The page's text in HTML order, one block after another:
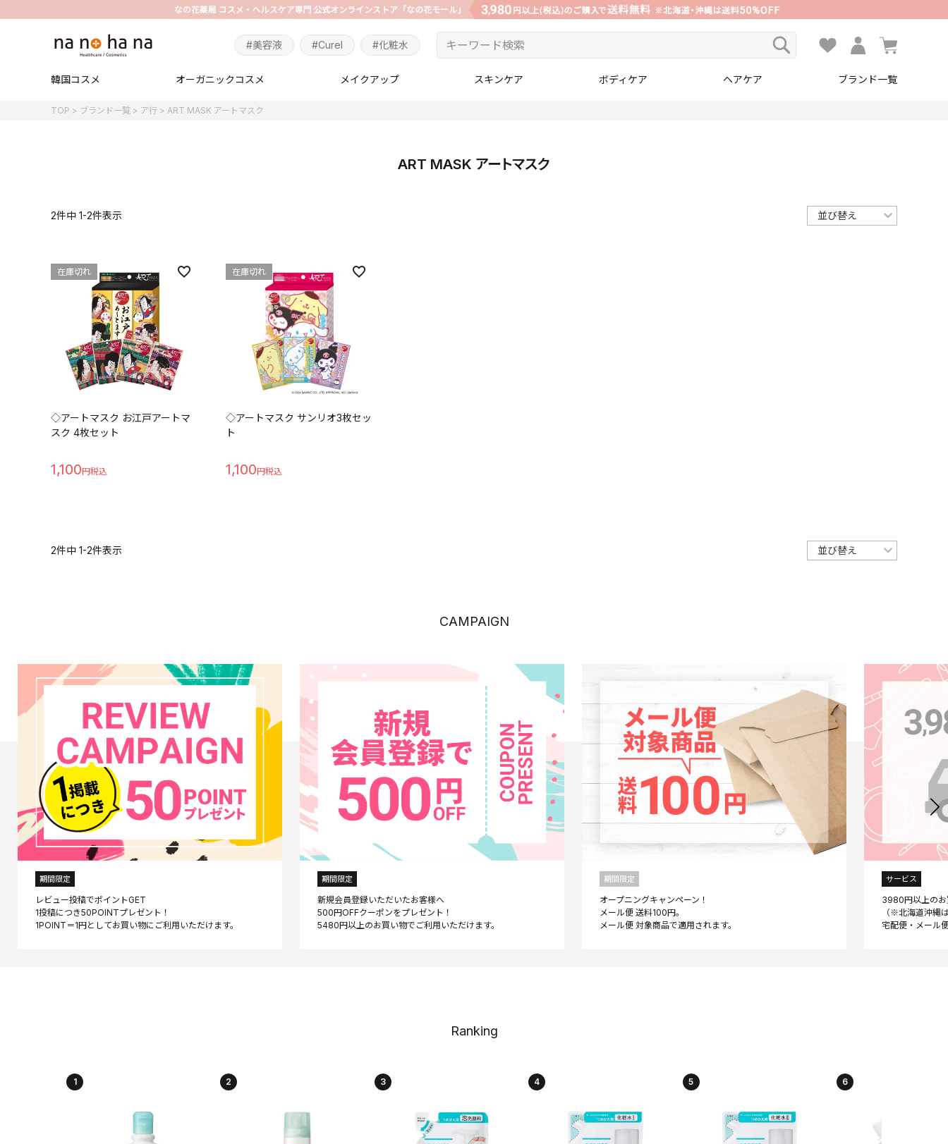
#化粧水
#Curel
#美容液
韓国コスメ オーガニックコスメ メイクアップ スキンケア ボディケア ヘアケア ブランド一覧
TOP ブランド一覧 ア行 ART MASK アートマスク
ART MASK アートマスク
2件中 1-2件表示
◇アートマスク お江戸アートマ
スク 4枚セット
1,100
在庫切れ
◇アートマスク サンリオ3枚セッ
ト
1,100
在庫切れ
2件中 1-2件表示
CAMPAIGN
期間限定
レビュー投稿でポイントGET
1投稿につき50POINTプレゼント！
期間限定
新規会員登録いただいたお客様へ
500円OFFクーポンをプレゼント！
期間限定
オープニングキャンペーン！
メール便 送料100円。
サービス
3980円以上のお
（※北海道沖縄
Ranking
1 2 3 4 5 6